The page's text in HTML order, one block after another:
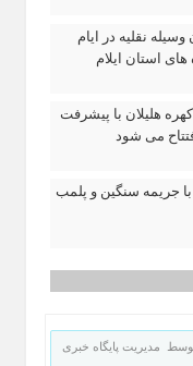
نقلیه در ایام
استان ایلام
هلیلان با پیشرفت
جریمه سنگین و پلمب
مدیریت پایگاه خبری